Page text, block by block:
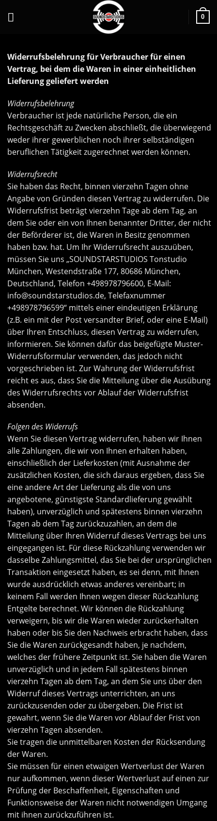
0
Widerrufsbelehrung für Verbraucher für einen
Vertrag, bei dem die Waren in einer einheitlichen
Lieferung geliefert werden
Widerrufsbelehrung
Verbraucher ist jede natürliche Person, die ein
Rechtsgeschäft zu Zwecken abschließt, die überwiegend
weder ihrer gewerblichen noch ihrer selbständigen
beruflichen Tätigkeit zugerechnet werden können.
Widerrufsrecht
Sie haben das Recht, binnen vierzehn Tagen ohne
Angabe von Gründen diesen Vertrag zu widerrufen. Die
Widerrufsfrist beträgt vierzehn Tage ab dem Tag, an
dem Sie oder ein von Ihnen benannter Dritter, der nicht
der Beförderer ist, die Waren in Besitz genommen
haben bzw. hat. Um Ihr Widerrufsrecht auszuüben,
müssen Sie uns „SOUNDSTARSTUDIOS Tonstudio
München, Westendstraße 177, 80686 München,
Deutschland, Telefon +498978796600, E-Mail:
info@soundstarstudios.de, Telefaxnummer
+498978796599“ mittels einer eindeutigen Erklärung
(z.B. ein mit der Post versandter Brief, oder eine E-Mail)
über Ihren Entschluss, diesen Vertrag zu widerrufen,
informieren. Sie können dafür das beigefügte Muster-
Widerrufsformular verwenden, das jedoch nicht
vorgeschrieben ist. Zur Wahrung der Widerrufsfrist
reicht es aus, dass Sie die Mitteilung über die Ausübung
des Widerrufsrechts vor Ablauf der Widerrufsfrist
absenden.
Folgen des Widerrufs
Wenn Sie diesen Vertrag widerrufen, haben wir Ihnen
alle Zahlungen, die wir von Ihnen erhalten haben,
einschließlich der Lieferkosten (mit Ausnahme der
zusätzlichen Kosten, die sich daraus ergeben, dass Sie
eine andere Art der Lieferung als die von uns
angebotene, günstigste Standardlieferung gewählt
haben), unverzüglich und spätestens binnen vierzehn
Tagen ab dem Tag zurückzuzahlen, an dem die
Mitteilung über Ihren Widerruf dieses Vertrags bei uns
eingegangen ist. Für diese Rückzahlung verwenden wir
dasselbe Zahlungsmittel, das Sie bei der ursprünglichen
Transaktion eingesetzt haben, es sei denn, mit Ihnen
wurde ausdrücklich etwas anderes vereinbart; in
keinem Fall werden Ihnen wegen dieser Rückzahlung
Entgelte berechnet. Wir können die Rückzahlung
verweigern, bis wir die Waren wieder zurückerhalten
haben oder bis Sie den Nachweis erbracht haben, dass
Sie die Waren zurückgesandt haben, je nachdem,
welches der frühere Zeitpunkt ist. Sie haben die Waren
unverzüglich und in jedem Fall spätestens binnen
vierzehn Tagen ab dem Tag, an dem Sie uns über den
Widerruf dieses Vertrags unterrichten, an uns
zurückzusenden oder zu übergeben. Die Frist ist
gewahrt, wenn Sie die Waren vor Ablauf der Frist von
vierzehn Tagen absenden.
Sie tragen die unmittelbaren Kosten der Rücksendung
der Waren.
Sie müssen für einen etwaigen Wertverlust der Waren
nur aufkommen, wenn dieser Wertverlust auf einen zur
Prüfung der Beschaffenheit, Eigenschaften und
Funktionsweise der Waren nicht notwendigen Umgang
mit ihnen zurückzuführen ist.